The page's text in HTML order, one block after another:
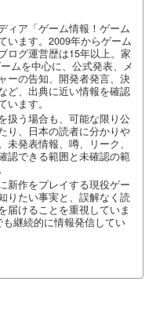
ィア「ゲーム情報！ゲーム
います。2009年からゲーム
ログ運営歴は15年以上。家
ムを中心に、公式発表、メ
ーの告知、開発者発言、決
ど、出典に近い情報を確認
います。
扱う場合も、可能な限り公
り、日本の読者に分かりや
未発表情報、噂、リーク、
認できる範囲と未確認の範
新作をプレイする現役ゲー
りたい事実と、誤解なく読
届けることを重視していま
継続的に情報発信してい